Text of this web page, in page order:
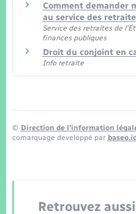
Comment demander
au service des
Service des retraites de
finances publiques
Droit du conjoint en
Info retraite
© Direction de l’information
comarquage developpé par
Retrouvez aussi